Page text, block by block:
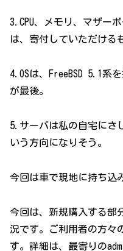
3.CPU、メモリ、マザー
は、寄付していただける
4.OSは、FreeBSD 5.1系
が最後。
5.サーバは私の自宅にさ
いう方向になりそう。
今回は車で現地に持ち込
今回は、新規購入する部
況です。ご利用者の方々
す。詳細は、最寄りの